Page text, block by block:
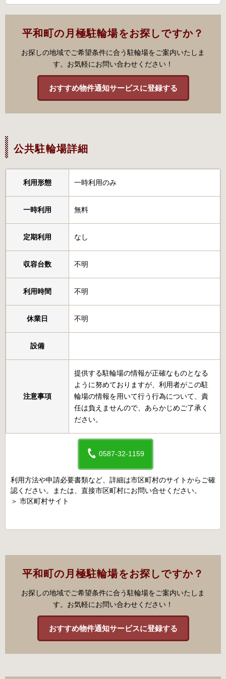
平和町の月極駐輪場をお探しですか？
お探しの地域でご希望条件に合う駐輪場をご案内いたしま
す。お気軽にお問い合わせください！
おすすめ物件通知サービスに登録する
公共駐輪場詳細
利用形態 一時利用のみ
一時利用 無料
定期利用 なし
収容台数 不明
利用時間 不明
休業日 不明
設備
注意事項
提供する駐輪場の情報が正確なものとなる
ように努めておりますが、利用者がこの駐
輪場の情報を用いて行う行為について、責
任は負えませんので、あらかじめご了承く
ださい。
0587-32-1159
利用方法や申請必要書類など、詳細は市区町村のサイトからご確
認ください。または、直接市区町村にお問い合せください。
＞ 市区町村サイト
平和町の月極駐輪場をお探しですか？
お探しの地域でご希望条件に合う駐輪場をご案内いたしま
す。お気軽にお問い合わせください！
おすすめ物件通知サービスに登録する